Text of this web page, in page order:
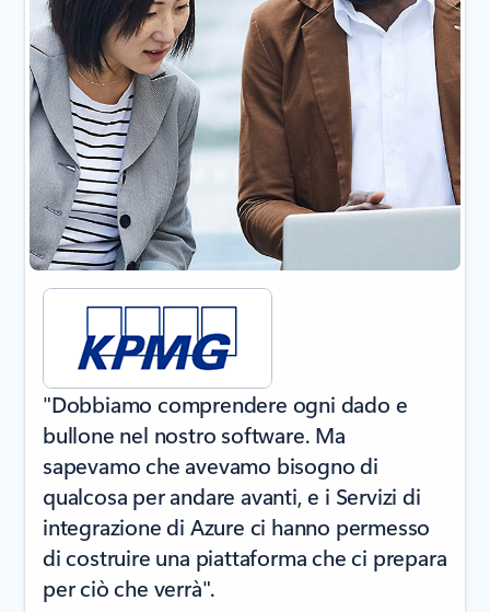
"Dobbiamo comprendere ogni dado e
bullone nel nostro software. Ma
sapevamo che avevamo bisogno di
qualcosa per andare avanti, e i Servizi di
integrazione di Azure ci hanno permesso
di costruire una piattaforma che ci prepara
per ciò che verrà".